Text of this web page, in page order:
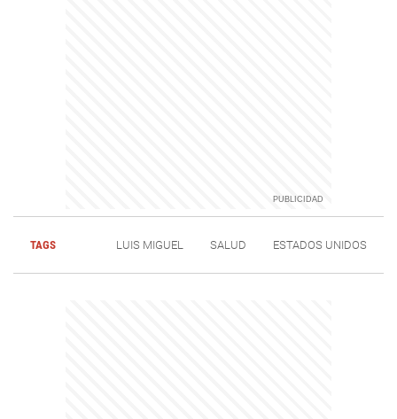
TAGS LUIS MIGUEL SALUD ESTADOS UNIDOS